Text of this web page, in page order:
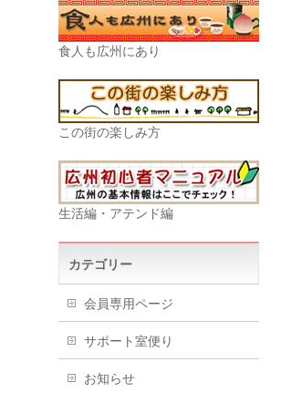
食人も広州にあり
この街の楽しみ方
生活編・アテンド編
カテゴリー
会員専用ページ
サポート室便り
お知らせ